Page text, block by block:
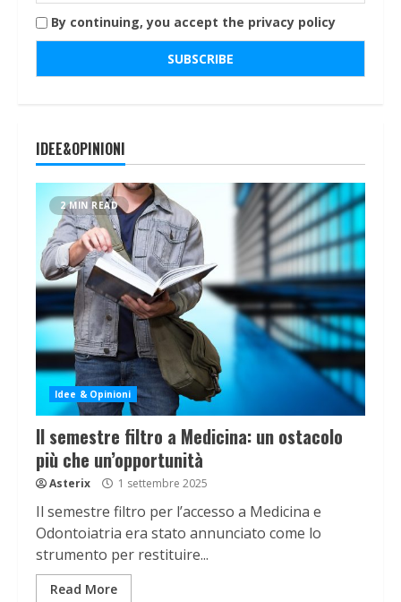
By continuing, you accept the privacy policy
IDEE&OPINIONI
2 MIN READ
Idee & Opinioni
Il semestre filtro a Medicina: un ostacolo
più che un’opportunità
Asterix 1 settembre 2025
Il semestre filtro per l’accesso a Medicina e
Odontoiatria era stato annunciato come lo
strumento per restituire...
Read More